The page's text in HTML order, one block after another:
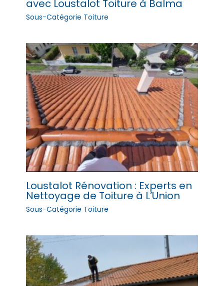
avec Loustalot Toiture à Balma
Sous-Catégorie Toiture
Loustalot Rénovation : Experts en
Nettoyage de Toiture à L’Union
Sous-Catégorie Toiture